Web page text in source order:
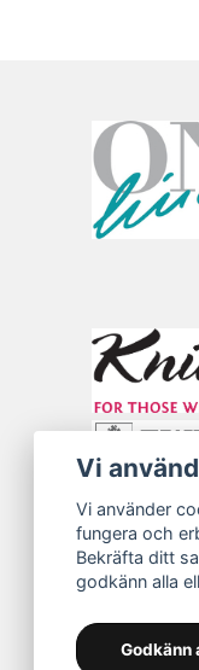
Vi
Vi använder
fungera och
Bekräfta ditt
godkänn alla
Godkänn